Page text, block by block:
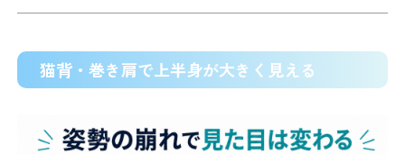
猫背・巻き肩で上半身が大きく見える